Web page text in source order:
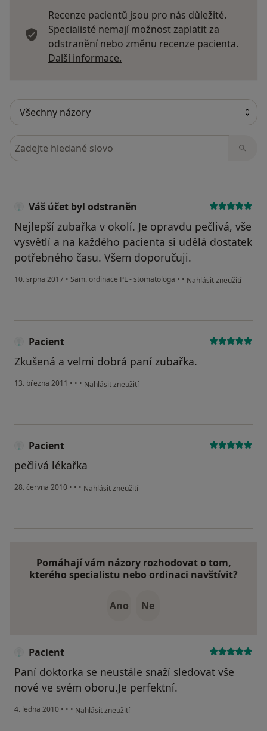
Recenze pacientů jsou pro nás důležité.
Specialisté nemají možnost zaplatit za
odstranění nebo změnu recenze pacienta.
Další informace.
Hledejte v názorech
Váš účet byl odstraněn
Nejlepší zubařka v okolí. Je opravdu pečlivá, vše
vysvětlí a na každého pacienta si udělá dostatek
potřebného času. Všem doporučuji.
10. srpna 2017 • Sam. ordinace PL - stomatologa • • podle názoru uživatele
Nahlásit zneužití
Pacient
Zkušená a velmi dobrá paní zubařka.
13. března 2011 • • • podle názoru uživatele Pacient
Nahlásit zneužití
Pacient
pečlivá lékařka
28. června 2010 • • • podle názoru uživatele Pacient
Nahlásit zneužití
Pomáhají vám názory rozhodovat o tom,
kterého specialistu nebo ordinaci navštívit?
Ano Ne
Pacient
Paní doktorka se neustále snaží sledovat vše
nové ve svém oboru.Je perfektní.
4. ledna 2010 • • • podle názoru uživatele Pacient
Nahlásit zneužití